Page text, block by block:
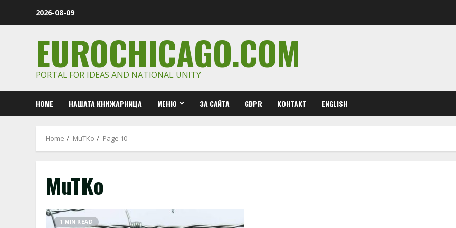
2026-08-09
EUROCHICAGO.COM
PORTAL FOR IDEAS AND NATIONAL UNITY
HOME НАШАТА КНИЖАРНИЦА МЕНЮ ЗА САЙТА GDPR КОНТАКТ ENGLISH
Home MuTKo Page 10
MuTKo
1 MIN READ